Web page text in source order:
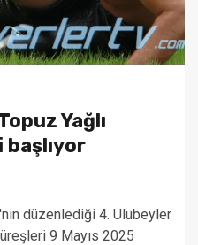
Yağlı
başlıyor
düzenlediği 4. Ulubeyler
9 Mayıs 2025